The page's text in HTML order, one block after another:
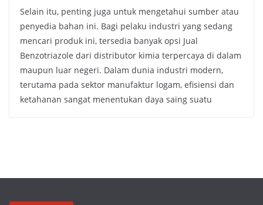
Selain itu, penting juga untuk mengetahui sumber atau
penyedia bahan ini. Bagi pelaku industri yang sedang
mencari produk ini, tersedia banyak opsi Jual
Benzotriazole dari distributor kimia terpercaya di dalam
maupun luar negeri. Dalam dunia industri modern,
terutama pada sektor manufaktur logam, efisiensi dan
ketahanan sangat menentukan daya saing suatu